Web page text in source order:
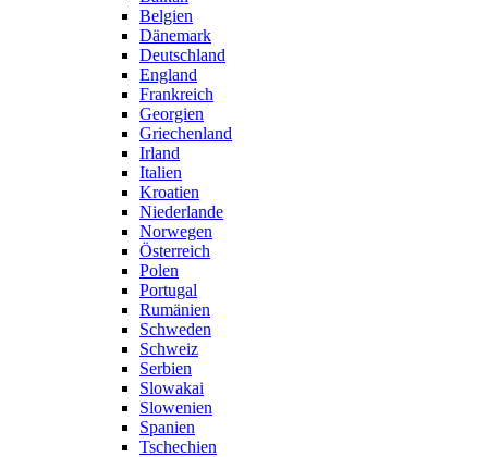
Belgien
Dänemark
Deutschland
England
Frankreich
Georgien
Griechenland
Irland
Italien
Kroatien
Niederlande
Norwegen
Österreich
Polen
Portugal
Rumänien
Schweden
Schweiz
Serbien
Slowakai
Slowenien
Spanien
Tschechien